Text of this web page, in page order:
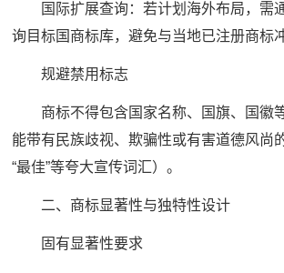
国际扩展查询：若计划海外布局，需
询目标国商标库，避免与当地已注册商标
规避禁用标志
商标不得包含国家名称、国旗、国徽
能带有民族歧视、欺骗性或有害道德风尚
“最佳”等夸大宣传词汇）。
二、商标显著性与独特性设计
固有显著性要求